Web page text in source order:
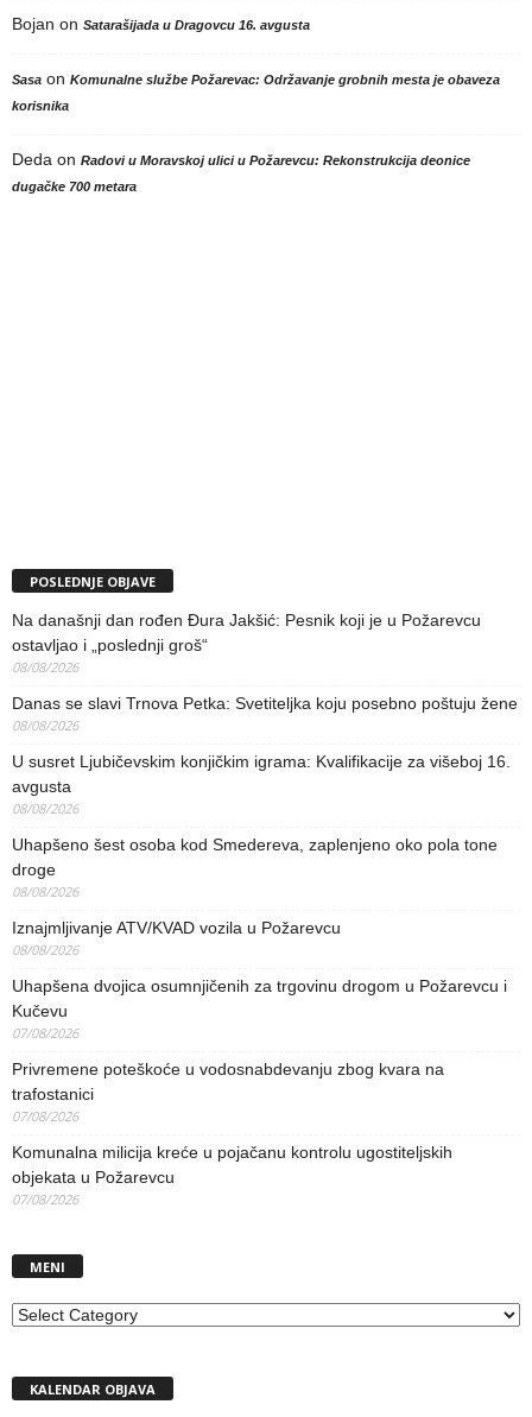
Bojan on Satarašijada u Dragovcu 16. avgusta
Sasa on Komunalne službe Požarevac: Održavanje grobnih mesta je obaveza
korisnika
Deda on Radovi u Moravskoj ulici u Požarevcu: Rekonstrukcija deonice
dugačke 700 metara
POSLEDNJE OBJAVE
Na današnji dan rođen Đura Jakšić: Pesnik koji je u Požarevcu
ostavljao i „poslednji groš“
08/08/2026
Danas se slavi Trnova Petka: Svetiteljka koju posebno poštuju žene
08/08/2026
U susret Ljubičevskim konjičkim igrama: Kvalifikacije za višeboj 16.
avgusta
08/08/2026
Uhapšeno šest osoba kod Smedereva, zaplenjeno oko pola tone
droge
08/08/2026
Iznajmljivanje ATV/KVAD vozila u Požarevcu
08/08/2026
Uhapšena dvojica osumnjičenih za trgovinu drogom u Požarevcu i
Kučevu
07/08/2026
Privremene poteškoće u vodosnabdevanju zbog kvara na
trafostanici
07/08/2026
Komunalna milicija kreće u pojačanu kontrolu ugostiteljskih
objekata u Požarevcu
07/08/2026
MENI
MENI
KALENDAR OBJAVA